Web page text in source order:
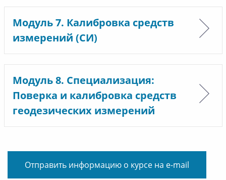
Модуль 7. Калибровка средств
измерений (СИ)
Модуль 8. Специализация:
Поверка и калибровка средств
геодезических измерений
Отправить информацию о курсе на e-mail